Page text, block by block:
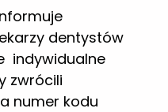
dentystów
indywidualne
zwrócili
numer kodu